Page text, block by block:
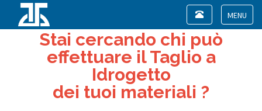
Toggle
Toggle
navigation
Stai cercando chi può
effettuare il Taglio a
Idrogetto
dei tuoi materiali ?